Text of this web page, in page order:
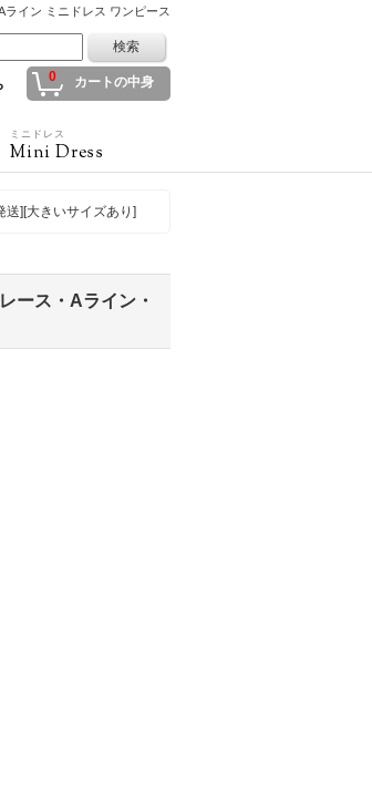
イン ミニドレス ワンピース
0 カートの中身
ミニドレス
Mini Dress
送][大きいサイズあり]
ース・Aライン・